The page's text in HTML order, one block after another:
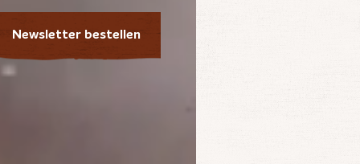
Newsletter bestellen